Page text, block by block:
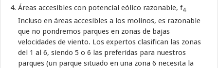
Áreas accesibles con potencial eólico razonable, f4
Incluso en áreas accesibles a los molinos, es razonable
que no pondremos parques en zonas de bajas
velocidades de viento. Los expertos clasifican las zonas
del 1 al 6, siendo 5 o 6 las preferidas para nuestros
parques (un parque situado en una zona 6 necesita la